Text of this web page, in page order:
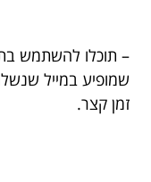
– תוכלו להשתמש
שמופיע במייל
זמן קצר.